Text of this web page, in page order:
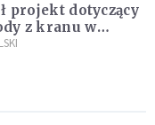
projekt dotyczący
z kranu w